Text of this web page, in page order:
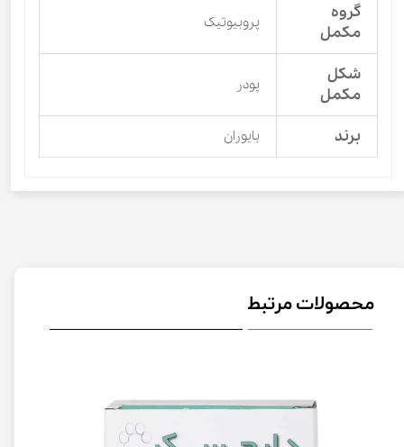
گروه
مکمل
پروبیوتیک
شکل
مکمل
پودر
برند بایوران
محصولات مرتبط